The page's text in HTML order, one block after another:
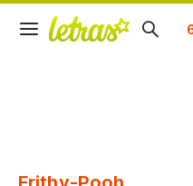
Practicar la